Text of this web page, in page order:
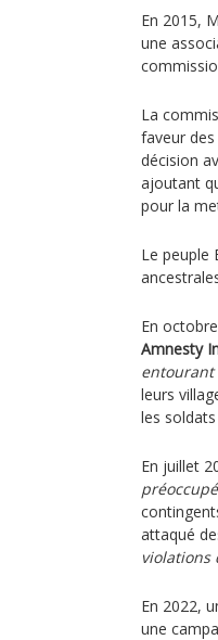
En 2015,
une
La
faveur
décision
ajoutant
pour la
Le peuple
En
Amnesty
entourant
leurs
les
En juillet
attaqué
violations
En 2022,
une